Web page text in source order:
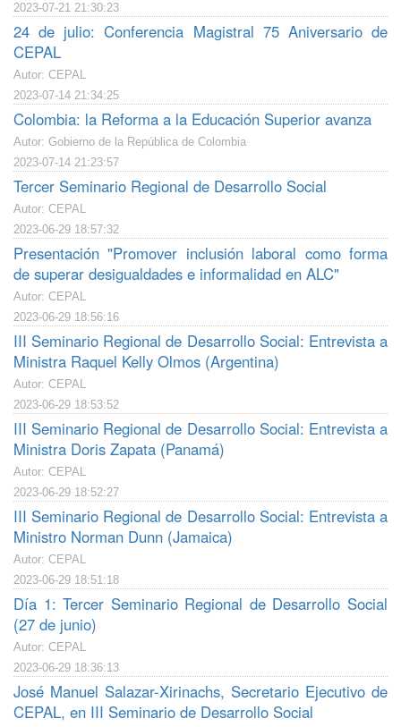
2023-07-21 21:30:23
24 de julio: Conferencia Magistral 75 Aniversario de
CEPAL
Autor: CEPAL
2023-07-14 21:34:25
Colombia: la Reforma a la Educación Superior avanza
Autor: Gobierno de la República de Colombia
2023-07-14 21:23:57
Tercer Seminario Regional de Desarrollo Social
Autor: CEPAL
2023-06-29 18:57:32
Presentación "Promover inclusión laboral como forma
de superar desigualdades e informalidad en ALC"
Autor: CEPAL
2023-06-29 18:56:16
III Seminario Regional de Desarrollo Social: Entrevista a
Ministra Raquel Kelly Olmos (Argentina)
Autor: CEPAL
2023-06-29 18:53:52
III Seminario Regional de Desarrollo Social: Entrevista a
Ministra Doris Zapata (Panamá)
Autor: CEPAL
2023-06-29 18:52:27
III Seminario Regional de Desarrollo Social: Entrevista a
Ministro Norman Dunn (Jamaica)
Autor: CEPAL
2023-06-29 18:51:18
Día 1: Tercer Seminario Regional de Desarrollo Social
(27 de junio)
Autor: CEPAL
2023-06-29 18:36:13
José Manuel Salazar-Xirinachs, Secretario Ejecutivo de
CEPAL, en III Seminario de Desarrollo Social